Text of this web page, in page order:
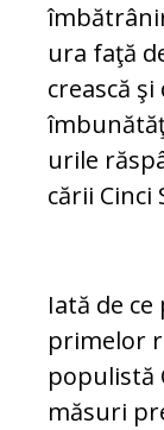
ura faţă
crească
urile
cării Cinci
Iată de
pr­i­melor
populistă
măsuri